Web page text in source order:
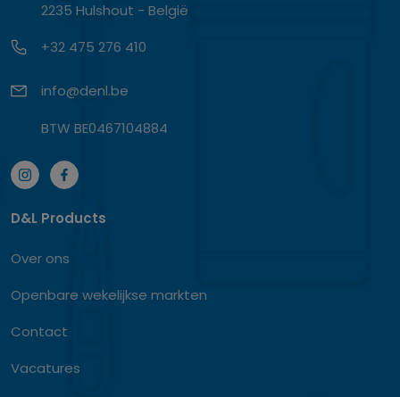
2235 Hulshout - België
+32 475 276 410
info@denl.be
BTW BE0467104884
D&L Products
Over ons
Openbare wekelijkse markten
Contact
Vacatures